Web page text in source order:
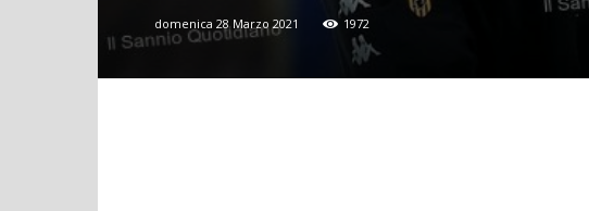
domenica 28 Marzo 2021 1972